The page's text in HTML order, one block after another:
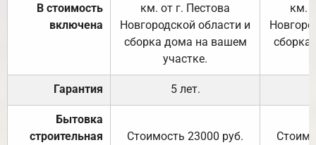
В стоимость
включена
км. от г. Пестова
Новгородской области и
сборка дома на вашем
участке.
км.
Гарантия 5 лет.
Бытовка
строительная
Стоимость 23000 руб.